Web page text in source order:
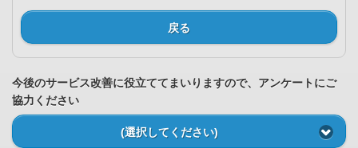
戻る
今後のサービス改善に役立ててまいりますので、アンケートにご
協力ください
(選択してください)